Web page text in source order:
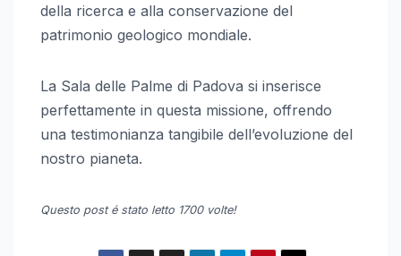
della ricerca e alla conservazione del
patrimonio geologico mondiale.
La Sala delle Palme di Padova si inserisce
perfettamente in questa missione, offrendo
una testimonianza tangibile dell’evoluzione del
nostro pianeta.
Questo post é stato letto 1700 volte!